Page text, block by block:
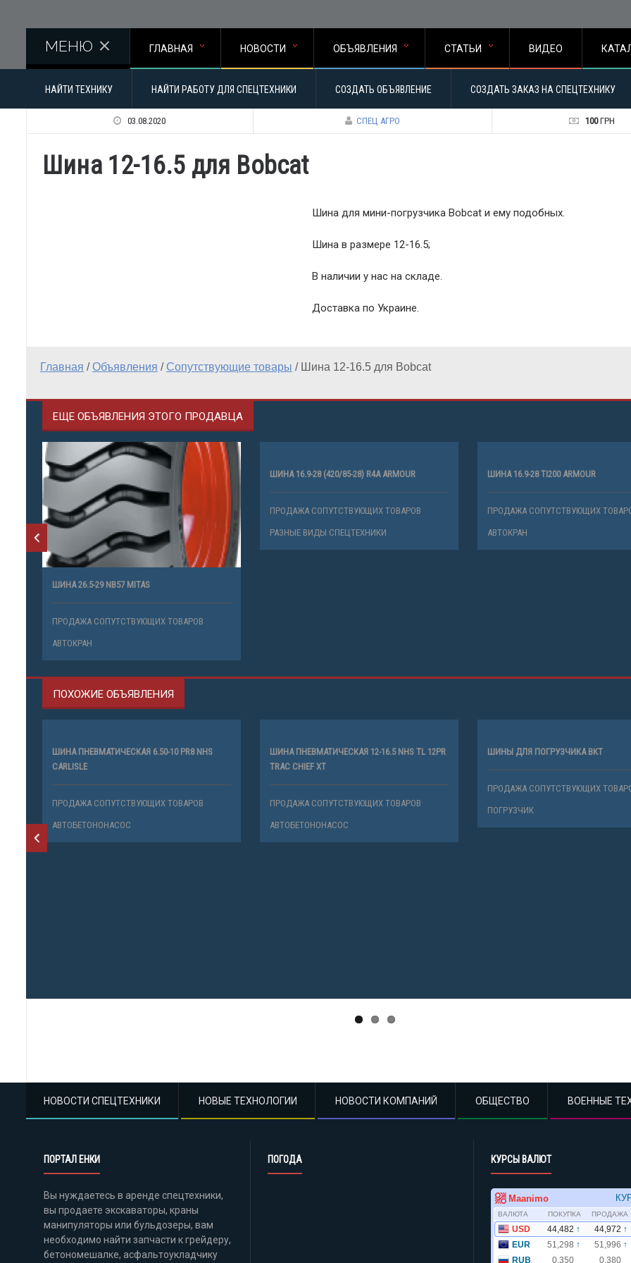
МЕНЮ ГЛАВНАЯ НОВОСТИ ОБЪЯВЛЕНИЯ СТАТЬИ ВИДЕО
НАЙТИ ТЕХНИКУ НАЙТИ РАБОТУ ДЛЯ СПЕЦТЕХНИКИ СОЗДАТЬ ОБЪЯВЛЕНИЕ СОЗДАТЬ ЗАКАЗ НА СПЕЦТЕХНИКУ
03.08.2020 СПЕЦ АГРО 100 ГРН
Шина 12-16.5 для Bobcat
Шина для мини-погрузчика Bobcat и ему подобных.
Шина в размере 12-16.5;
В наличии у нас на складе.
Доставка по Украине.
Главная / Объявления / Сопутствующие товары / Шина 12-16.5 для Bobcat
ЕЩЕ ОБЪЯВЛЕНИЯ ЭТОГО ПРОДАВЦА
ШИНА 26.5-29 NB57 MITAS
ПРОДАЖА СОПУТСТВУЮЩИХ ТОВАРОВ
АВТОКРАН
ШИНА 16.9-28 (420/85-28) R4A ARMOUR
ПРОДАЖА СОПУТСТВУЮЩИХ ТОВАРОВ
РАЗНЫЕ ВИДЫ СПЕЦТЕХНИКИ
ШИНА 16.9-28 TI200 ARMOUR
ПРОДАЖА СОПУТСТВУЮЩИХ
АВТОКРАН
ПОХОЖИЕ ОБЪЯВЛЕНИЯ
ШИНА ПНЕВМАТИЧЕСКАЯ 6.50-10 PR8 NHS
CARLISLE
ПРОДАЖА СОПУТСТВУЮЩИХ ТОВАРОВ
АВТОБЕТОНОНАСОС
ШИНА ПНЕВМАТИЧЕСКАЯ 12-16.5 NHS TL 12PR
TRAC CHIEF XT
ПРОДАЖА СОПУТСТВУЮЩИХ ТОВАРОВ
АВТОБЕТОНОНАСОС
ШИНЫ ДЛЯ ПОГРУЗЧИКА BKT
ПРОДАЖА СОПУТСТВУЮЩИХ
ПОГРУЗЧИК
НОВОСТИ СПЕЦТЕХНИКИ НОВЫЕ ТЕХНОЛОГИИ НОВОСТИ КОМПАНИЙ ОБЩЕСТВО ВОЕННЫЕ
ПОРТАЛ ЕНКИ
Вы нуждаетесь в аренде спецтехники,
вы продаете экскаваторы, краны
манипуляторы или бульдозеры, вам
необходимо найти запчасти к грейдеру,
бетономешалке, асфальтоукладчику
ПОГОДА КУРСЫ ВАЛЮТ